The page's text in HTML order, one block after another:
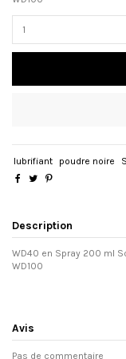
lubrifiant poudre noire
Description
WD40 en Spray 200 ml
WD100
Avis
Pas de commentaire